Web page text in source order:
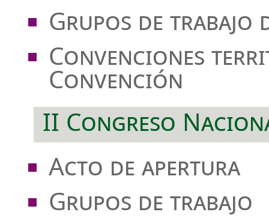
Grupos de trabajo
Convenciones
Convención
II Congreso
Acto de apertura
Grupos de trabajo